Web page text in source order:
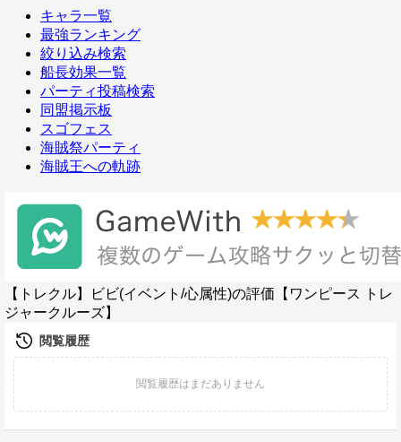
キャラ一覧
最強ランキング
絞り込み検索
船長効果一覧
パーティ投稿検索
同盟掲示板
スゴフェス
海賊祭パーティ
海賊王への軌跡
【トレクル】ビビ(イベント/心属性)の評価【ワンピース トレ
ジャークルーズ】